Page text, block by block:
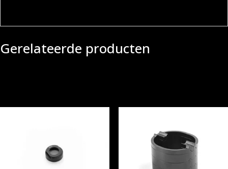
Gerelateerde producten